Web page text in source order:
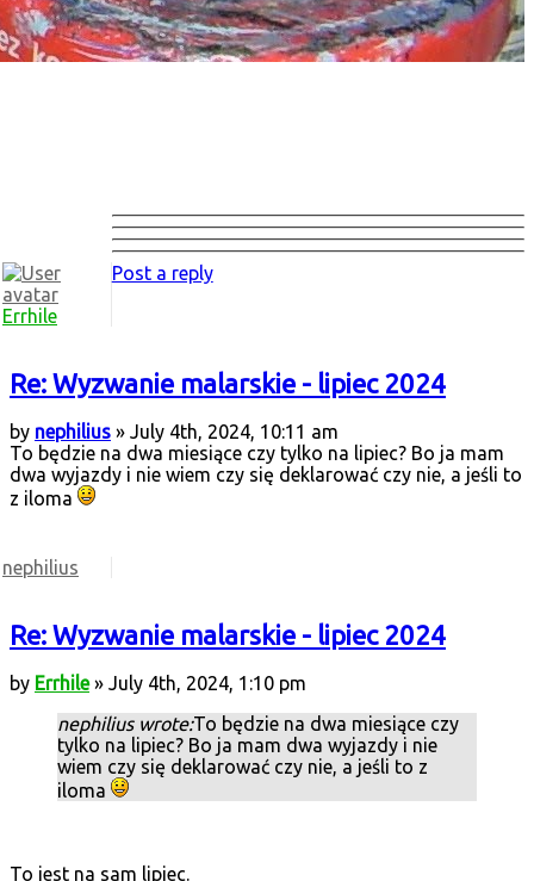
Errhile
Re: Wyzwanie malarskie - lipiec 2024
by nephilius » July 4th, 2024, 10:11 am
To będzie na dwa miesiące czy tylko na lipiec? Bo ja mam
dwa wyjazdy i nie wiem czy się deklarować czy nie, a jeśli to
z iloma
nephilius
Re: Wyzwanie malarskie - lipiec 2024
by Errhile» July 4th, 2024, 1:10 pm
nephilius wrote:To będzie na dwa miesiące czy
tylko na lipiec? Bo ja mam dwa wyjazdy i nie
wiem czy się deklarować czy nie, a jeśli to z
iloma
To jest na sam lipiec.
Post a reply